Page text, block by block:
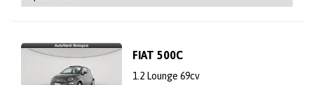
FIAT 500C
1.2 Lounge 69cv